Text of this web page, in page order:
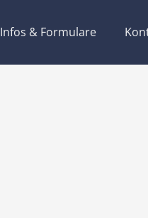
Infos & Formulare